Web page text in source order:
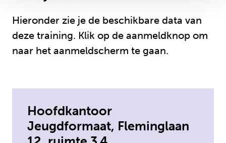
Hieronder zie je de beschikbare data van
deze training. Klik op de aanmeldknop om
naar het aanmeldscherm te gaan.
Hoofdkantoor
Jeugdformaat, Fleminglaan